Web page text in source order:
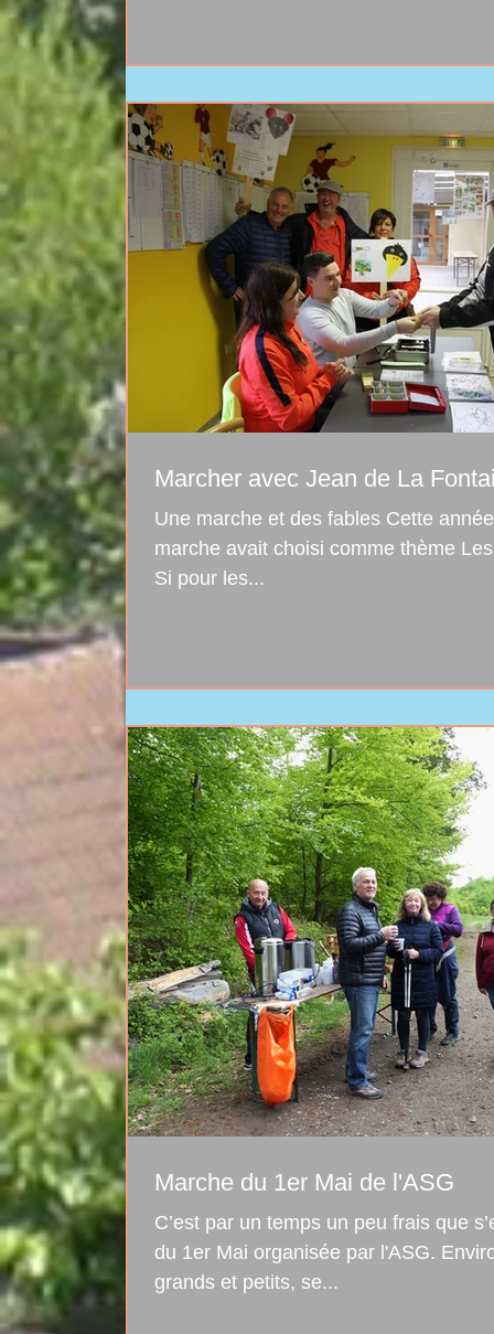
Marcher avec Jean de La
Une marche et des fables Cette
marche avait choisi comme thème
Si pour les...
Marche du 1er Mai de l'ASG
C’est par un temps un peu frais que
du 1er Mai organisée par l'ASG. Environ 230 personnes,
grands et petits, se...